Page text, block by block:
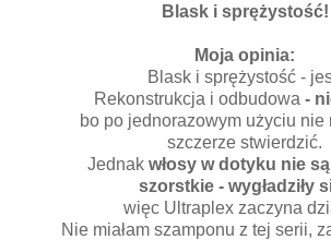
Blask i sprężystość!
Moja opinia:
Blask i sprężystość -
Rekonstrukcja i odbudowa -
bo po jednorazowym użyciu nie
szczerze stwierdzić.
Jednak włosy w dotyku nie
szorstkie - wygładziły
więc Ultraplex zaczyna
Nie miałam szamponu z tej serii,